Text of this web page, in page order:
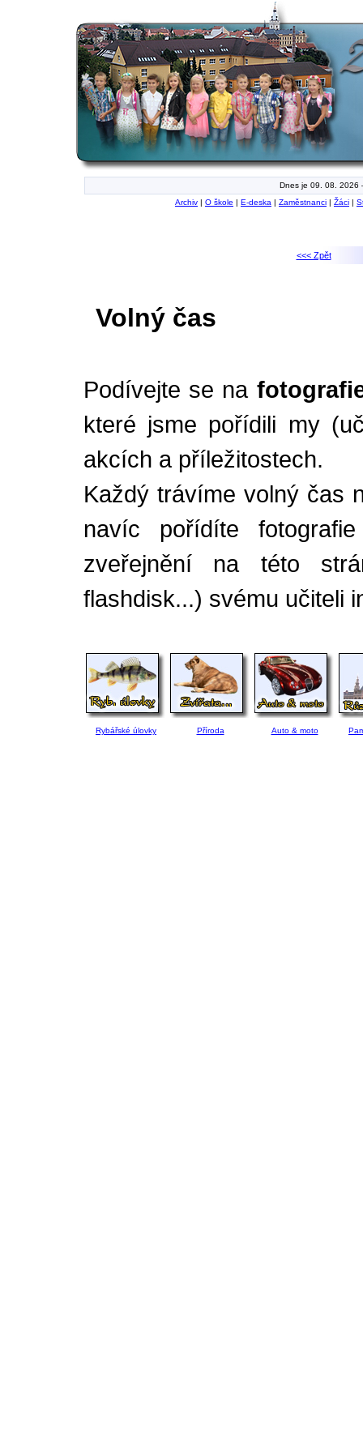
Dnes je 09. 08. 2026
Archiv | O škole | E-deska | Zaměstnanci | Žáci |
<<< Zpět
Volný čas
Podívejte se na
které jsme pořídili my
akcích a příležitostech.
Každý trávíme volný čas
navíc pořídíte
zveřejnění na této
flashdisk...) svému učiteli
Rybářské úlovky Příroda Auto & moto